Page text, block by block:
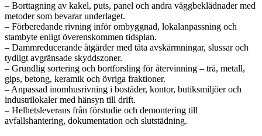
– Borttagning av kakel, puts, panel och andra väggbeklädnader med
metoder som bevarar underlaget.
– Förberedande rivning inför ombyggnad, lokalanpassning och
stambyte enligt överenskommen tidsplan.
– Dammreducerande åtgärder med täta avskärmningar, slussar och
tydligt avgränsade skyddszoner.
– Grundlig sortering och bortforsling för återvinning – trä, metall,
gips, betong, keramik och övriga fraktioner.
– Anpassad inomhusrivning i bostäder, kontor, butiksmiljöer och
industrilokaler med hänsyn till drift.
– Helhetsleverans från förstudie och demontering till
avfallshantering, dokumentation och slutstädning.